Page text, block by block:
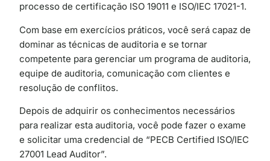
processo de certificação ISO 19011 e ISO/IEC 17021-1.
Com base em exercícios práticos, você será capaz de
dominar as técnicas de auditoria e se tornar
competente para gerenciar um programa de auditoria,
equipe de auditoria, comunicação com clientes e
resolução de conflitos.
Depois de adquirir os conhecimentos necessários
para realizar esta auditoria, você pode fazer o exame
e solicitar uma credencial de “PECB Certified ISO/IEC
27001 Lead Auditor”.